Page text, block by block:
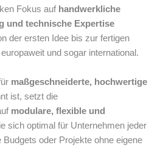
Fokus auf handwerkliche
und technische Expertise
der ersten Idee bis zur fertigen
und sogar international.
maßgeschneiderte, hochwertige
ist, setzt die
modulare, flexible und
sich optimal für Unternehmen jeder
oder Projekte ohne eigene